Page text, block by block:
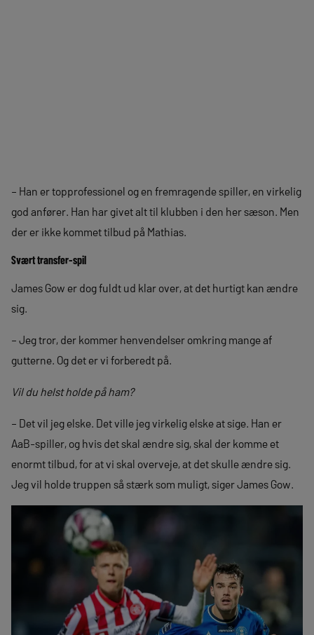
– Han er topprofessionel og en fremragende spiller, en virkelig
god anfører. Han har givet alt til klubben i den her sæson. Men
der er ikke kommet tilbud på Mathias.
Svært transfer-spil
James Gow er dog fuldt ud klar over, at det hurtigt kan ændre
sig.
– Jeg tror, der kommer henvendelser omkring mange af
gutterne. Og det er vi forberedt på.
Vil du helst holde på ham?
– Det vil jeg elske. Det ville jeg virkelig elske at sige. Han er
AaB-spiller, og hvis det skal ændre sig, skal der komme et
enormt tilbud, for at vi skal overveje, at det skulle ændre sig.
Jeg vil holde truppen så stærk som muligt, siger James Gow.